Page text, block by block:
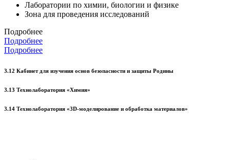
Лаборатории по химии, биологии и физике
Зона для проведения исследований
Подробнее
Подробнее
Подробнее
3.12 Кабинет для изучения основ безопасности и защиты Родины
3.13 Технолаборатория «Химия»
3.14 Технолаборатория «3D-моделирование и обработка материалов»